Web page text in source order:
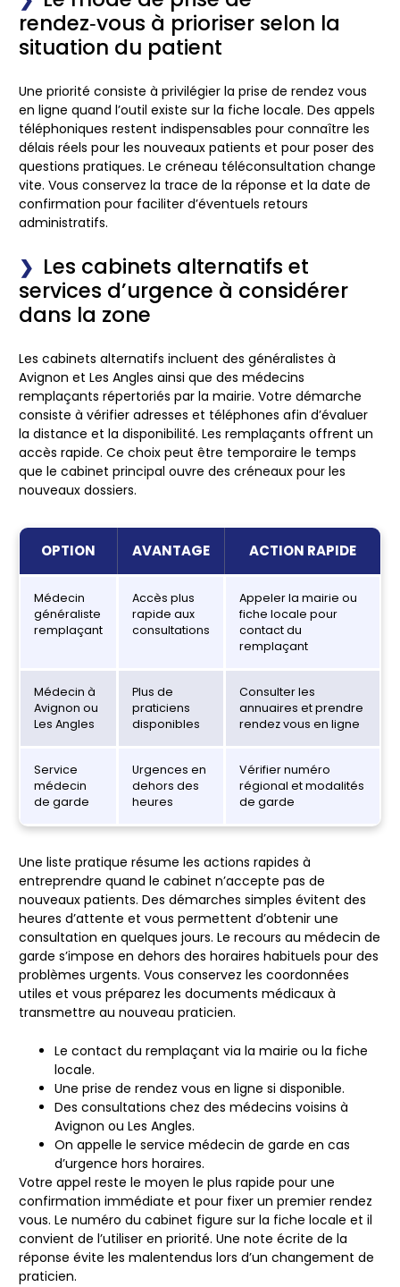
rendez‑vous à prioriser selon la
situation du patient
Une priorité consiste à privilégier la prise de rendez vous
en ligne quand l’outil existe sur la fiche locale. Des appels
téléphoniques restent indispensables pour connaître les
délais réels pour les nouveaux patients et pour poser des
questions pratiques. Le créneau téléconsultation change
vite. Vous conservez la trace de la réponse et la date de
confirmation pour faciliter d’éventuels retours
administratifs.
Les cabinets alternatifs et
services d’urgence à considérer
dans la zone
Les cabinets alternatifs incluent des généralistes à
Avignon et Les Angles ainsi que des médecins
remplaçants répertoriés par la mairie. Votre démarche
consiste à vérifier adresses et téléphones afin d’évaluer
la distance et la disponibilité. Les remplaçants offrent un
accès rapide. Ce choix peut être temporaire le temps
que le cabinet principal ouvre des créneaux pour les
nouveaux dossiers.
OPTION AVANTAGE ACTION RAPIDE
Médecin
généraliste
remplaçant
Accès plus
rapide aux
consultations
Appeler la mairie ou
fiche locale pour
contact du
remplaçant
Médecin à
Avignon ou
Les Angles
Plus de
praticiens
disponibles
Consulter les
annuaires et prendre
rendez vous en ligne
Service
médecin
de garde
Urgences en
dehors des
heures
Vérifier numéro
régional et modalités
de garde
Une liste pratique résume les actions rapides à
entreprendre quand le cabinet n’accepte pas de
nouveaux patients. Des démarches simples évitent des
heures d’attente et vous permettent d’obtenir une
consultation en quelques jours. Le recours au médecin de
garde s’impose en dehors des horaires habituels pour des
problèmes urgents. Vous conservez les coordonnées
utiles et vous préparez les documents médicaux à
transmettre au nouveau praticien.
Le contact du remplaçant via la mairie ou la fiche
locale.
Une prise de rendez vous en ligne si disponible.
Des consultations chez des médecins voisins à
Avignon ou Les Angles.
On appelle le service médecin de garde en cas
d’urgence hors horaires.
Votre appel reste le moyen le plus rapide pour une
confirmation immédiate et pour fixer un premier rendez
vous. Le numéro du cabinet figure sur la fiche locale et il
convient de l’utiliser en priorité. Une note écrite de la
réponse évite les malentendus lors d’un changement de
praticien.